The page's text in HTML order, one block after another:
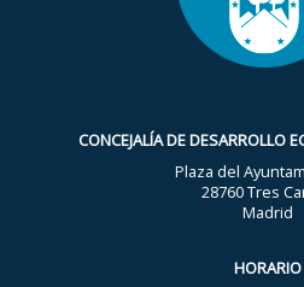
CONCEJALÍA DE DESARROLLO
Plaza del
28760 Tres
Madrid
HORARIO